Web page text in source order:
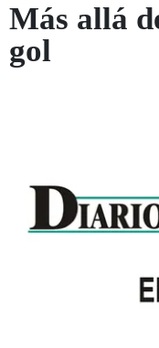
Más allá
gol